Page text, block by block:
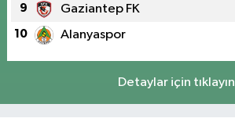
9 Gaziantep FK
10 Alanyaspor
Detaylar için tıklayın